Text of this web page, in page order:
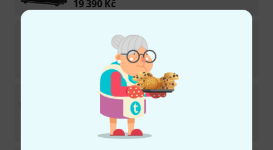
19 390 Kč
Kč
Bad CatCub V EL34 Head
Na skladě
Kč